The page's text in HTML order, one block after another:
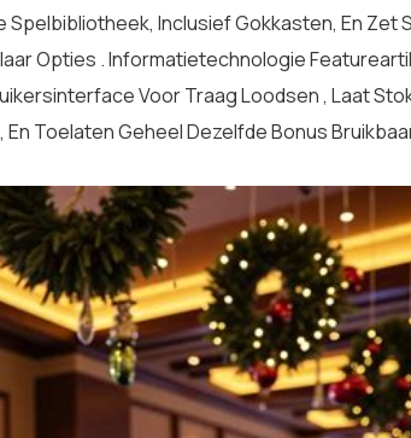
Inclusief Gokkasten, En Zet
Opties . Informatietechnologie
Voor Traag Loodsen , Laat
Toelaten Geheel Dezelfde Bonus